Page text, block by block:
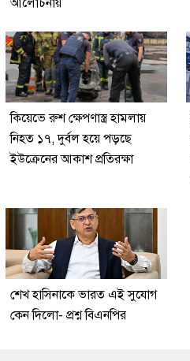
কিয়েভে রুশ ক্ষেপণাস্ত্র হামলায়
নিহত ১৭, দুর্বল হয়ে পড়ছে
ইউক্রেনের আকাশ প্রতিরক্ষা
শেখ হাসিনাকে ভারত এই সুযোগ
কেন দিলো- প্রশ্ন বিএনপির